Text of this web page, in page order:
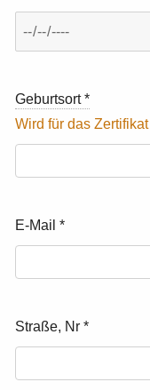
Geburtsort*
E-Mail*
Straße, Nr*